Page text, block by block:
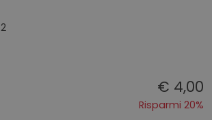
€ 4,00
Risparmi 20%